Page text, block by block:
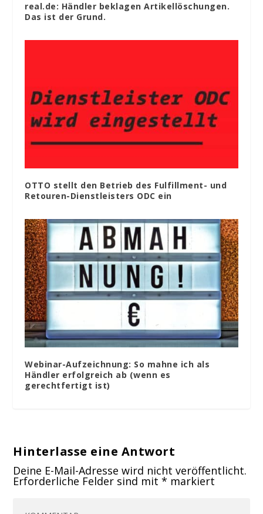
real.de: Händler beklagen Artikellöschungen.
Das ist der Grund.
OTTO stellt den Betrieb des Fulfillment- und
Retouren-Dienstleisters ODC ein
Webinar-Aufzeichnung: So mahne ich als
Händler erfolgreich ab (wenn es
gerechtfertigt ist)
Hinterlasse eine Antwort
Deine E-Mail-Adresse wird nicht veröffentlicht.
Erforderliche Felder sind mit* markiert